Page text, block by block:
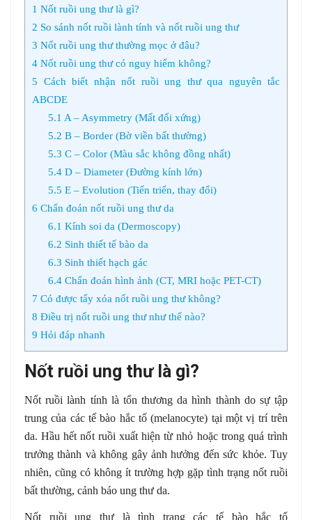
1 Nốt ruồi ung thư là gì?
2 So sánh nốt ruồi lành tính và nốt ruồi ung thư
3 Nốt ruồi ung thư thường mọc ở đâu?
4 Nốt ruồi ung thư có nguy hiểm không?
5 Cách biết nhận nốt ruồi ung thư qua nguyên tắc
ABCDE
5.1 A – Asymmetry (Mất đối xứng)
5.2 B – Border (Bờ viền bất thường)
5.3 C – Color (Màu sắc không đồng nhất)
5.4D – Diameter (Đường kính lớn)
5.5 E – Evolution (Tiến triển, thay đổi)
6 Chẩn đoán nốt ruồi ung thư da
6.1 Kính soi da (Dermoscopy)
6.2 Sinh thiết tế bào da
6.3 Sinh thiết hạch gác
6.4Chẩn đoán hình ảnh (CT, MRI hoặc PET-CT)
7 Có được tẩy xóa nốt ruồi ung thư không?
8 Điều trị nốt ruồi ung thư như thế nào?
9 Hỏi đáp nhanh
Nốt ruồi ung thư là gì?
Nốt ruồi lành tính là tổn thương da hình thành do sự tập
trung của các tế bào hắc tố (melanocyte) tại một vị trí trên
da. Hầu hết nốt ruồi xuất hiện từ nhỏ hoặc trong quá trình
trưởng thành và không gây ảnh hưởng đến sức khỏe. Tuy
nhiên, cũng có không ít trường hợp gặp tình trạng nốt ruồi
bất thường, cảnh báo ung thư da.
Nốt ruồi ung thư là tình trạng các tế bào hắc tố